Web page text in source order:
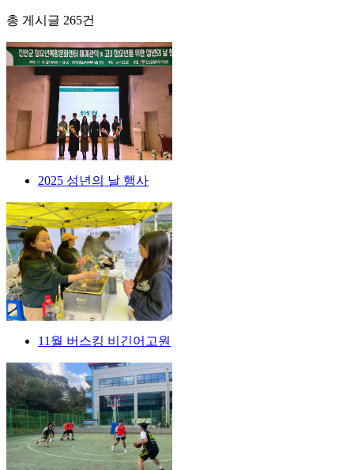
총 게시글 265건
2025 성년의 날 행사
11월 버스킹 비긴어고원